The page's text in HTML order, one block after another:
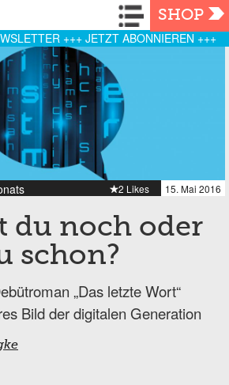
Navigation
SHOP
+++ JETZT ABONNIEREN +++
15. Mai 2016
2 Likes
du noch oder
schon?
„Das letzte Wort“
Bild der digitalen Generation